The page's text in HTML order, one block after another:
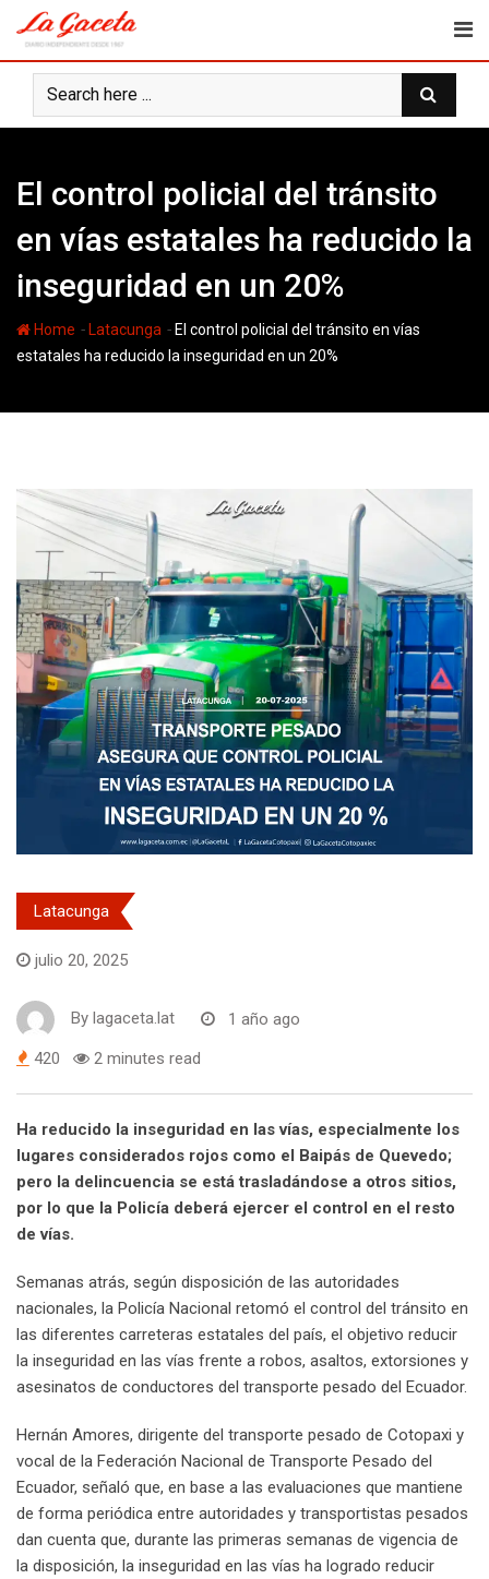
content
El control policial del tránsito
en vías estatales ha reducido la
inseguridad en un 20%
Home - Latacunga - El control policial del tránsito en vías
estatales ha reducido la inseguridad en un 20%
Latacunga
julio 20, 2025
By lagaceta.lat 1 año ago
420 2 minutes read
Ha reducido la inseguridad en las vías, especialmente los
lugares considerados rojos como el Baipás de Quevedo;
pero la delincuencia se está trasladándose a otros sitios,
por lo que la Policía deberá ejercer el control en el resto
de vías.
Semanas atrás, según disposición de las autoridades
nacionales, la Policía Nacional retomó el control del tránsito en
las diferentes carreteras estatales del país, el objetivo reducir
la inseguridad en las vías frente a robos, asaltos, extorsiones y
asesinatos de conductores del transporte pesado del Ecuador.
Hernán Amores, dirigente del transporte pesado de Cotopaxi y
vocal de la Federación Nacional de Transporte Pesado del
Ecuador, señaló que, en base a las evaluaciones que mantiene
de forma periódica entre autoridades y transportistas pesados
dan cuenta que, durante las primeras semanas de vigencia de
la disposición, la inseguridad en las vías ha logrado reducir